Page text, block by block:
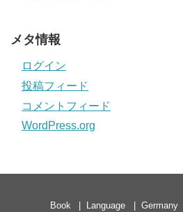
メタ情報
ログイン
投稿フィード
コメントフィード
WordPress.org
Book Language Germany